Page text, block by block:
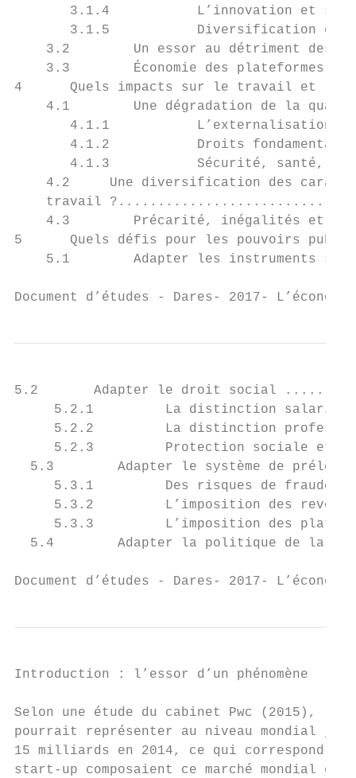
3.1.4           L’innovation et
3.1.5           Diversification et
3.2        Un essor au détriment des
3.3        Économie des plateformes
4      Quels impacts sur le
4.1        Une dégradation de la
4.1.1           L’externalisation
4.1.2           Droits
4.1.3           Sécurité, santé,
4.2     Une diversification des
travail
4.3        Précarité, inégalités et
5      Quels défis pour les
5.1        Adapter les instruments
Document d’études - Dares- 2017-
5.2       Adapter le droit
5.2.1         La distinction
5.2.2         La distinction
5.2.3         Protection sociale et
5.3        Adapter le système de
5.3.1         Des risques de fraude
5.3.2         L’imposition des
5.3.3         L’imposition des
5.4        Adapter la politique de la
Document d’études - Dares- 2017-
Introduction : l’essor d’un phénomène
Selon une étude du cabinet Pwc (2015),
pourrait représenter au niveau mondial
15 milliards en 2014, ce qui correspond à
start-up composaient ce marché mondial